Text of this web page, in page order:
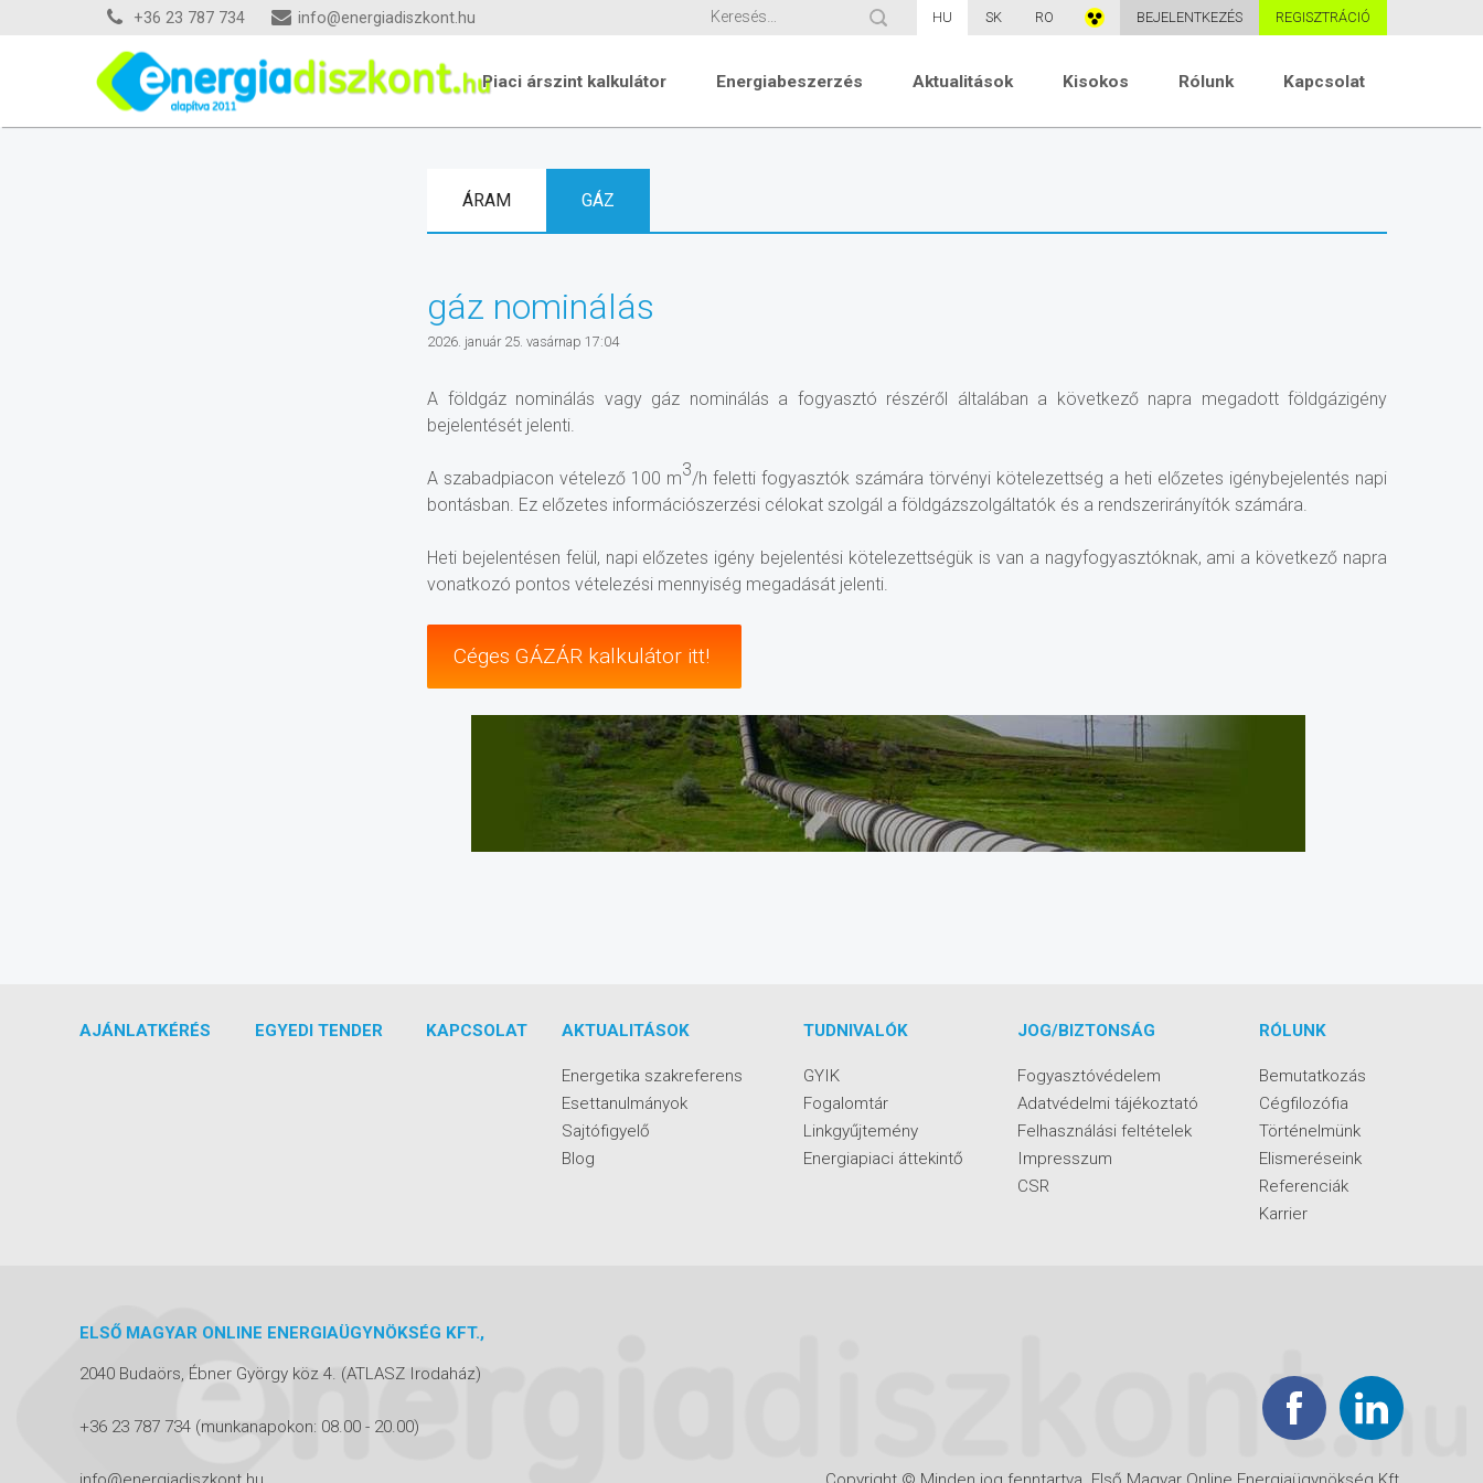
HU SK RO BEJELENTKEZÉS REGISZTRÁCIÓ
+36 23 787 734 info@energiadiszkont.hu
Piaci árszint kalkulátor Energiabeszerzés Aktualitások Kisokos Rólunk Kapcsolat
ÁRAM GÁZ
gáz nominálás
2026. január 25. vasárnap 17:04
A földgáz nominálás vagy gáz nominálás a fogyasztó részéről általában a következő napra megadott földgázigény
bejelentését jelenti.
A szabadpiacon vételező 100 m3/h feletti fogyasztók számára törvényi kötelezettség a heti előzetes igénybejelentés napi
bontásban. Ez előzetes információszerzési célokat szolgál a földgázszolgáltatók és a rendszerirányítók számára.
Heti bejelentésen felül, napi előzetes igény bejelentési kötelezettségük is van a nagyfogyasztóknak, ami a következő napra
vonatkozó pontos vételezési mennyiség megadását jelenti.
Céges GÁZÁR kalkulátor itt!
AJÁNLATKÉRÉS EGYEDI TENDER KAPCSOLAT AKTUALITÁSOK
Energetika szakreferens
Esettanulmányok
Sajtófigyelő
Blog
TUDNIVALÓK
GYIK
Fogalomtár
Linkgyűjtemény
Energiapiaci áttekintő
JOG/BIZTONSÁG
Fogyasztóvédelem
Adatvédelmi tájékoztató
Felhasználási feltételek
Impresszum
CSR
RÓLUNK
Bemutatkozás
Cégfilozófia
Történelmünk
Elismeréseink
Referenciák
Karrier
ELSŐ MAGYAR ONLINE ENERGIAÜGYNÖKSÉG KFT.,
2040 Budaörs, Ébner György köz 4. (ATLASZ Irodaház)
+36 23 787 734 (munkanapokon: 08.00 - 20.00)